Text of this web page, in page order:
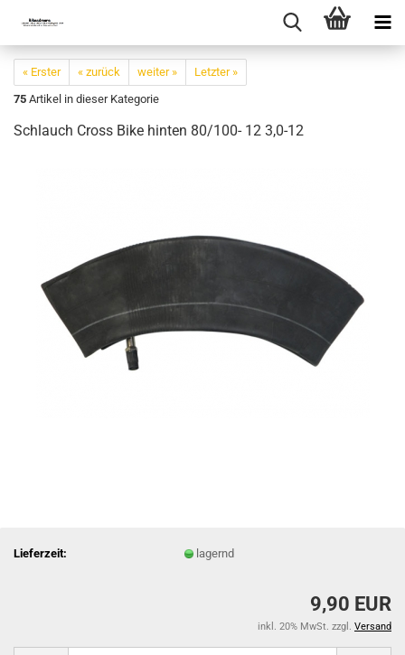
« Erster « zurück weiter »
Letzter »
75 Artikel in dieser Kategorie
Schlauch Cross Bike hinten 80/100- 12 3,0-12
Lieferzeit: lagernd
9,90 EUR
inkl. 20% MwSt. zzgl. Versand